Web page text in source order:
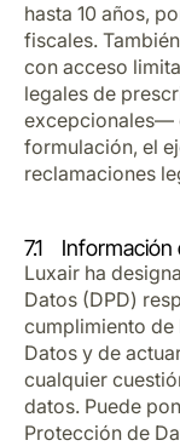
hasta 10 años,
fiscales.
con acceso
legales de
excepcionales—
formulación, el
reclamaciones
7.1 Información
Luxair ha
Datos (DPD)
cumplimiento de
Datos y de
cualquier
datos. Puede
Protección de